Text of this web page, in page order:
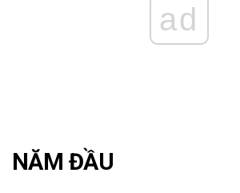
ad
NĂM ĐẦU